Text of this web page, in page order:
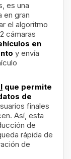
es una
en gran
el algoritmo
cámaras
en
y envía
que permite
de
finales
Así, esta
de
rápida de
de